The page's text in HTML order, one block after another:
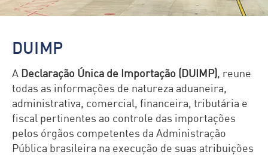
DUIMP
A Declaração Única de Importação (DUIMP), reune
todas as informações de natureza aduaneira,
administrativa, comercial, financeira, tributária e
fiscal pertinentes ao controle das importações
pelos órgãos competentes da Administração
Pública brasileira na execução de suas atribuições